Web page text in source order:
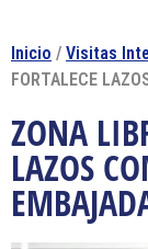
Inicio / Visitas
FORTALECE
ZONA
LAZOS